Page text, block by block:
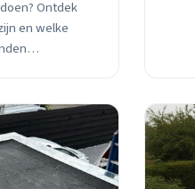
Ontdek
en welke